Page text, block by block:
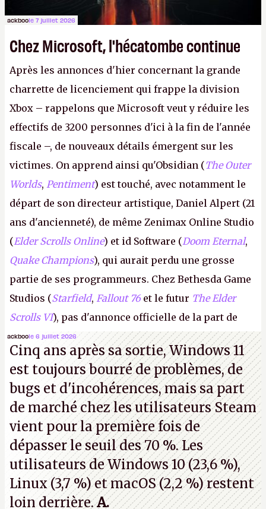
ackboole 7 juillet 2026
Chez Microsoft, l'hécatombe continue
Après les annonces d'hier concernant la grande
charrette de licenciement qui frappe la division
Xbox – rappelons que Microsoft veut y réduire les
effectifs de 3200 personnes d'ici à la fin de l'année
fiscale –, de nouveaux détails émergent sur les
victimes. On apprend ainsi qu'Obsidian (The Outer
Worlds, Pentiment) est touché, avec notamment le
départ de son directeur artistique, Daniel Alpert (21
ans d'ancienneté), de même Zenimax Online Studio
(Elder Scrolls Online) et id Software (Doom Eternal,
Quake Champions), qui aurait perdu une grosse
partie de ses programmeurs. Chez Bethesda Game
Studios (Starfield, Fallout 76 et le futur The Elder
Scrolls VI), pas d'annonce officielle de la part de
Microsoft, mais le syndicat des employés confirme
de nombreux licenciements.A.
ackboole 6 juillet 2026
Cinq ans après sa sortie, Windows 11
est toujours bourré de problèmes, de
bugs et d'incohérences, mais sa part
de marché chez les utilisateurs Steam
vient pour la première fois de
dépasser le seuil des 70 %. Les
utilisateurs de Windows 10 (23,6 %),
Linux (3,7 %) et macOS (2,2 %) restent
loin derrière.A.